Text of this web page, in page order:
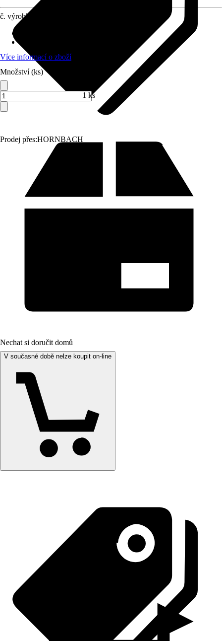
Prodej přes:HORNBACH
č. výrobku
Více informací o zboží
Množství (ks)
1 ks
Nechat si doručit domů
V současné době nelze koupit on-line